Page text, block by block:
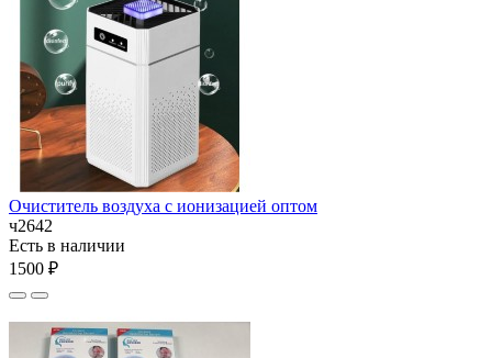
Очиститель воздуха с ионизацией оптом
ч2642
Есть в наличии
1500 ₽